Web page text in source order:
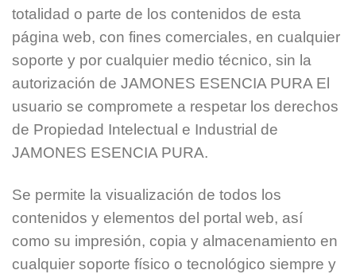
totalidad o parte de los contenidos de esta
página web, con fines comerciales, en cualquier
soporte y por cualquier medio técnico, sin la
autorización de JAMONES ESENCIA PURA El
usuario se compromete a respetar los derechos
de Propiedad Intelectual e Industrial de
JAMONES ESENCIA PURA.
Se permite la visualización de todos los
contenidos y elementos del portal web, así
como su impresión, copia y almacenamiento en
cualquier soporte físico o tecnológico siempre y